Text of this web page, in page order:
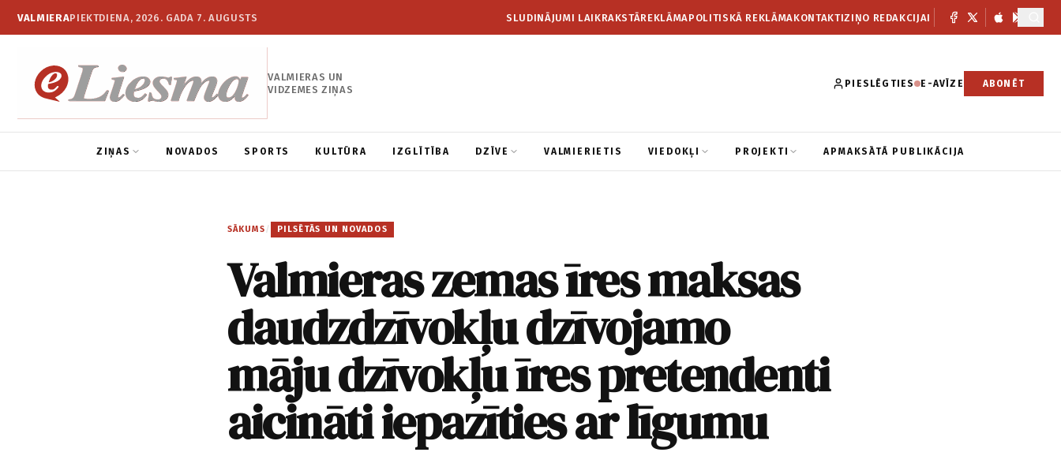
VALMIERAPIEKTDIENA, 2026. GADA 7. AUGUSTS SLUDINĀJUMI LAIKRAKSTĀREKLĀMAPOLITISKĀ REKLĀMAKONTAKTIZIŅO REDAKCIJAI
VALMIERAS UN
VIDZEMES ZIŅAS
PIESLĒGTIES E-AVĪZE ABONĒT
ZIŅAS NOVADOS SPORTS KULTŪRA IZGLĪTĪBA DZĪVE VALMIERIETIS VIEDOKĻI PROJEKTI APMAKSĀTĀ PUBLIKĀCIJA
SĀKUMS / PILSĒTĀS UN NOVADOS
Valmieras zemas īres maksas
daudzdzīvokļu dzīvojamo
māju dzīvokļu īres pretendenti
aicināti iepazīties ar līgumu